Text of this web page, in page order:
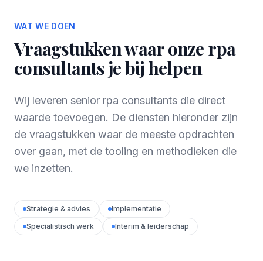
WAT WE DOEN
Vraagstukken waar onze rpa
consultants je bij helpen
Wij leveren senior rpa consultants die direct
waarde toevoegen. De diensten hieronder zijn
de vraagstukken waar de meeste opdrachten
over gaan, met de tooling en methodieken die
we inzetten.
Strategie & advies
Implementatie
Specialistisch werk
Interim & leiderschap